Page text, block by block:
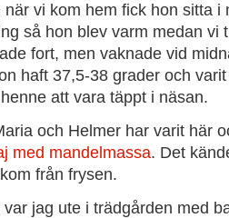
när vi kom hem fick hon sitta i
så hon blev varm medan vi
fort, men vaknade vid
haft 37,5-38 grader och
att vara täppt i näsan.
och Helmer har varit här
med mandelmassa. Det
från frysen.
var jag ute i trädgården med